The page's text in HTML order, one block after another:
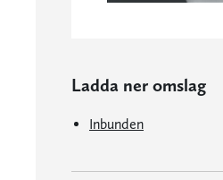
Ladda ner omslag
Inbunden